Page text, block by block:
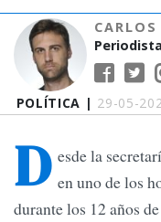
POLÍTICA | 29-05-
D esde la
en uno de los
durante los 12 años